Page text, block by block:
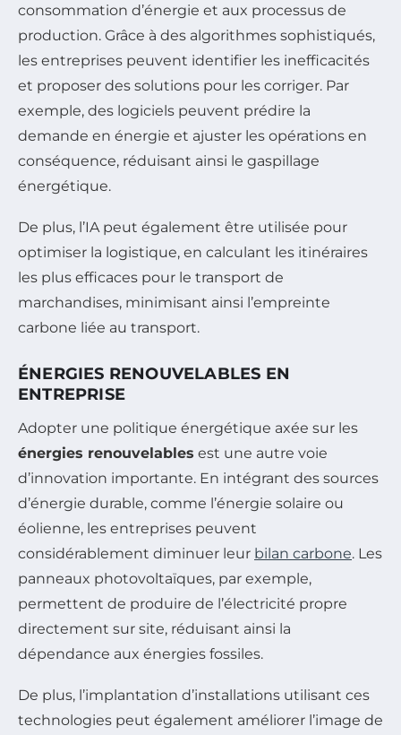
consommation d’énergie et aux processus de
production. Grâce à des algorithmes sophistiqués,
les entreprises peuvent identifier les inefficacités
et proposer des solutions pour les corriger. Par
exemple, des logiciels peuvent prédire la
demande en énergie et ajuster les opérations en
conséquence, réduisant ainsi le gaspillage
énergétique.
De plus, l’IA peut également être utilisée pour
optimiser la logistique, en calculant les itinéraires
les plus efficaces pour le transport de
marchandises, minimisant ainsi l’empreinte
carbone liée au transport.
ÉNERGIES RENOUVELABLES EN
ENTREPRISE
Adopter une politique énergétique axée sur les
énergies renouvelables est une autre voie
d’innovation importante. En intégrant des sources
d’énergie durable, comme l’énergie solaire ou
éolienne, les entreprises peuvent
considérablement diminuer leur bilan carbone. Les
panneaux photovoltaïques, par exemple,
permettent de produire de l’électricité propre
directement sur site, réduisant ainsi la
dépendance aux énergies fossiles.
De plus, l’implantation d’installations utilisant ces
technologies peut également améliorer l’image de